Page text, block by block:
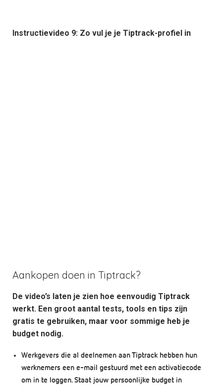
Instructievideo 9: Zo vul je je Tiptrack-profiel in
Aankopen doen in Tiptrack?
De video’s laten je zien hoe eenvoudig Tiptrack
werkt. Een groot aantal tests, tools en tips zijn
gratis te gebruiken, maar voor sommige heb je
budget nodig.
Werkgevers die al deelnemen aan Tiptrack hebben hun
werknemers een e-mail gestuurd met een activatiecode
om in te loggen. Staat jouw persoonlijke budget in